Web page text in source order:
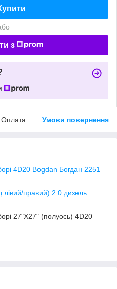
з
Оплата Умови повернення
4D20 Bogdan Богдан 2251
лівий/правий) 2.0 дизель
27"Х27" (полуось) 4D20